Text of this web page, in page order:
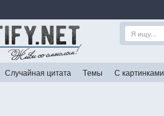
Случайная цитата Темы С картинками